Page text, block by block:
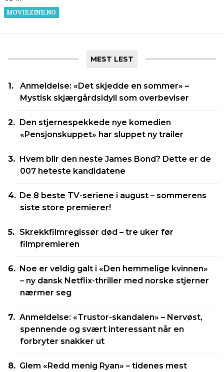
MEST LEST
Anmeldelse: «Det skjedde en sommer» –
Mystisk skjærgårdsidyll som overbeviser
Den stjernespekkede nye komedien
«Pensjonskuppet» har sluppet ny trailer
Hvem blir den neste James Bond? Dette er de
007 heteste kandidatene
De 8 beste TV-seriene i august – sommerens
siste store premierer!
Skrekkfilmregissør død – tre uker før
filmpremieren
Noe er veldig galt i «Den hemmelige kvinnen»
– ny dansk Netflix-thriller med norske stjerner
nærmer seg
Anmeldelse: «Trustor-skandalen» – Nervøst,
spennende og svært interessant når en
forbryter snakker ut
Glem «Redd menig Ryan» – tidenes mest